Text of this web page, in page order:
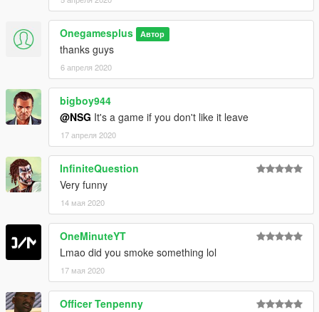
Onegamesplus Автор
thanks guys
6 апреля 2020
bigboy944
@NSG It's a game if you don't like it leave
17 апреля 2020
InfiniteQuestion
Very funny
14 мая 2020
OneMinuteYT
Lmao did you smoke something lol
17 мая 2020
Officer Tenpenny